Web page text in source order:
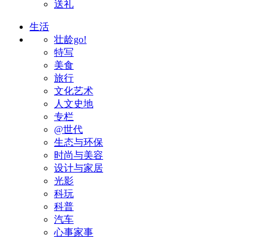
送礼
生活
壮龄go!
特写
美食
旅行
文化艺术
人文史地
专栏
@世代
生态与环保
时尚与美容
设计与家居
光影
科玩
科普
汽车
心事家事